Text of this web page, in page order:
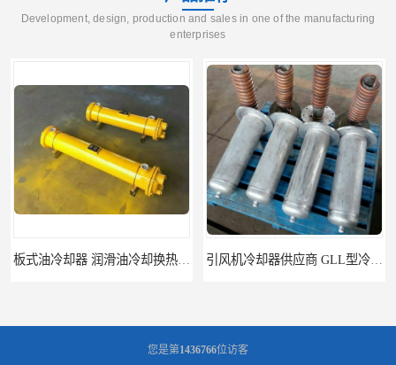
Development, design, production and sales in one of the manufacturing
enterprises
板式油冷却器 润滑油冷却换热装置 设计定制 引风机冷却器供应商 GLL型冷却器支持定制
您是第1436766位访客